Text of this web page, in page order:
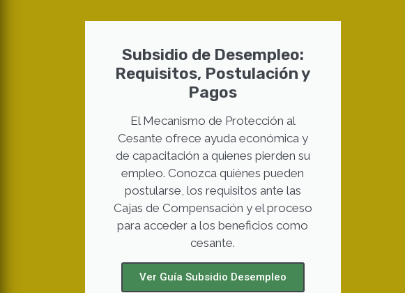
Subsidio de Desempleo:
Requisitos, Postulación y
Pagos
El Mecanismo de Protección al
Cesante ofrece ayuda económica y
de capacitación a quienes pierden su
empleo. Conozca quiénes pueden
postularse, los requisitos ante las
Cajas de Compensación y el proceso
para acceder a los beneficios como
cesante.
Ver Guía Subsidio Desempleo